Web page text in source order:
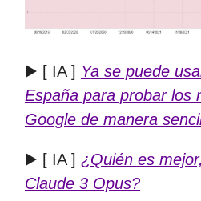
▶️ [ IA ] Ya se puede
España para probar los
Google de manera
▶️ [ IA ] ¿Quién es
Claude 3 Opus?